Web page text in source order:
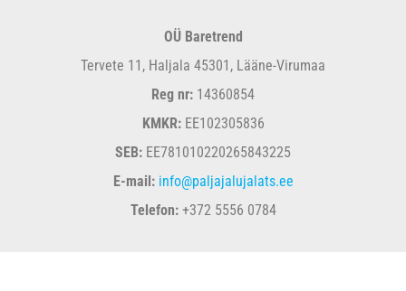
OÜ Baretrend
Tervete 11, Haljala 45301, Lääne-Virumaa
Reg nr: 14360854
KMKR:EE102305836
SEB: EE781010220265843225
E-mail: info@paljajalujalats.ee
Telefon:+372 5556 0784